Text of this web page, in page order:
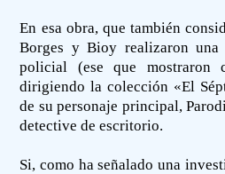
En esa obra, que también
Borges y Bioy realizaron una
policial (ese que mostraron
dirigiendo la colección «El
de su personaje principal,
detective de escritorio.
Si, como ha señalado una